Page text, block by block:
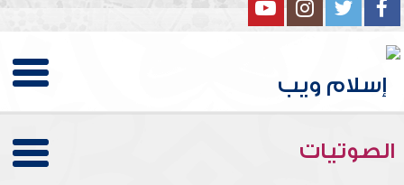
الصوتيات